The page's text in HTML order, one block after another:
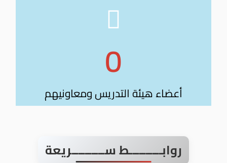
0
أعضاء هيئة التدريس ومعاونيهم
روابــــــــــط ســــــــــريعة